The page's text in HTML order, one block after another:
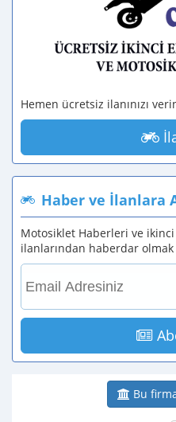
Hemen ücretsiz ilanınızı
Haber ve İlanlara
Motosiklet Haberleri ve ikinci
ilanlarından haberdar olmak
Bu